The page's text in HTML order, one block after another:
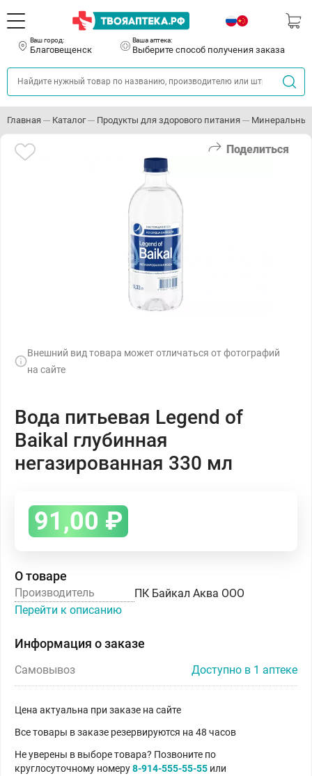
Ваш город:
Благовещенск
Ваша аптека:
Выберите способ получения заказа
Главная Каталог Продукты для здорового питания
Поделиться
Внешний вид товара может отличаться от фотографий
на сайте
Вода питьевая Legend of
Baikal глубинная
негазированная 330 мл
91,00 ₽
О товаре
Производитель
ПК Байкал Аква ООО
Перейти к описанию
Информация о заказе
Самовывоз Доступно в 1 аптеке
Цена актуальна при заказе на сайте
Все товары в заказе резервируются на 48 часов
Не уверены в выборе товара? Позвоните по
круглосуточному номеру8-914-555-55-55 или